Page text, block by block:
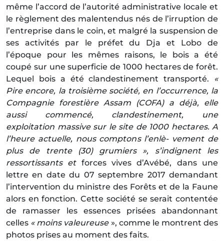
même l’accord de l’autorité administrative locale et
le règlement des malentendus nés de l’irruption de
l’entreprise dans le coin, et malgré la suspension de
ses activités par le préfet du Dja et Lobo de
l’époque pour les mêmes raisons, le bois a été
coupé sur une superficie de 1000 hectares de forêt.
Lequel bois a été clandestinement transporté. «
Pire encore, la troisième société, en l’occurrence, la
Compagnie forestière Assam (COFA) a déjà, elle
aussi commencé, clandestinement, une
exploitation massive sur le site de 1000 hectares. A
l’heure actuelle, nous comptons l’enlè- vement de
plus de trente (30) grumiers », s’indignent les
ressortissants et forces vives d’Avébé, dans une
lettre en date du 07 septembre 2017 demandant
l’intervention du ministre des Forêts et de la Faune
alors en fonction. Cette société se serait contentée
de ramasser les essences prisées abandonnant
celles « moins valeureuse», comme le montrent des
photos prises au moment des faits.